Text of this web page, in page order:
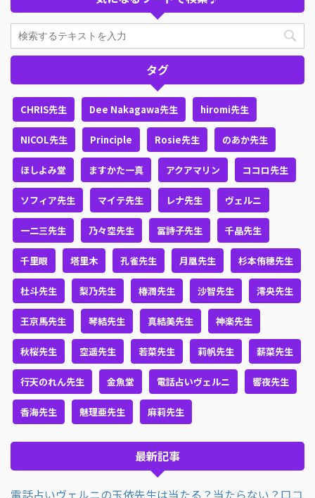
タグ
CHRIS先生 Dee Nakagawa先生 hiromi先生
NICOL先生 Principle Rosie先生 のあか先生
ほしよみ堂 ますかた一真 アクアマリン ココロ先生
ソフィア先生 マイテ先生 レナ先生 ヴェルニ
一二三先生 乃々空先生 冨詩子先生 千晶先生
千里眼 塔里木 孔雀先生 月凰先生 杉本侑穂先生
杜斗先生 梨乃先生 椿潤先生 沙智先生 澪央先生
王京馬先生 琴結先生 真結美先生 神楽先生
秋桜先生 空遥先生 若菜先生 莉帆先生 薪菜先生
行天のれん先生 金魚堂 電話占いヴェルニ 響夜先生
香海先生 魅理亜先生 麻莉先生
最新記事
電話占いヴェルニの玉依先生は当たる？当たらない？口コ